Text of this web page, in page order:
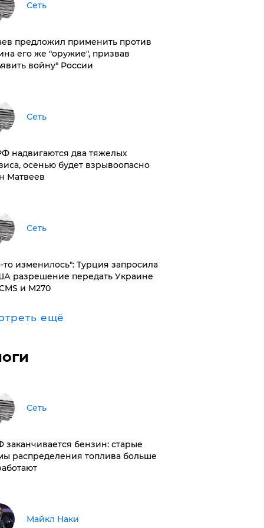
Сеть
предложил применить против
его же "оружие", призвав
войну" России
Сеть
надвигаются два тяжелых
осенью будет взрывоопасно
Матвеев
Сеть
то изменилось": Турция запросила
разрешение передать Украине
и M270
ещё
Сеть
заканчивается бензин: старые
распределения топлива больше
Майкл Наки